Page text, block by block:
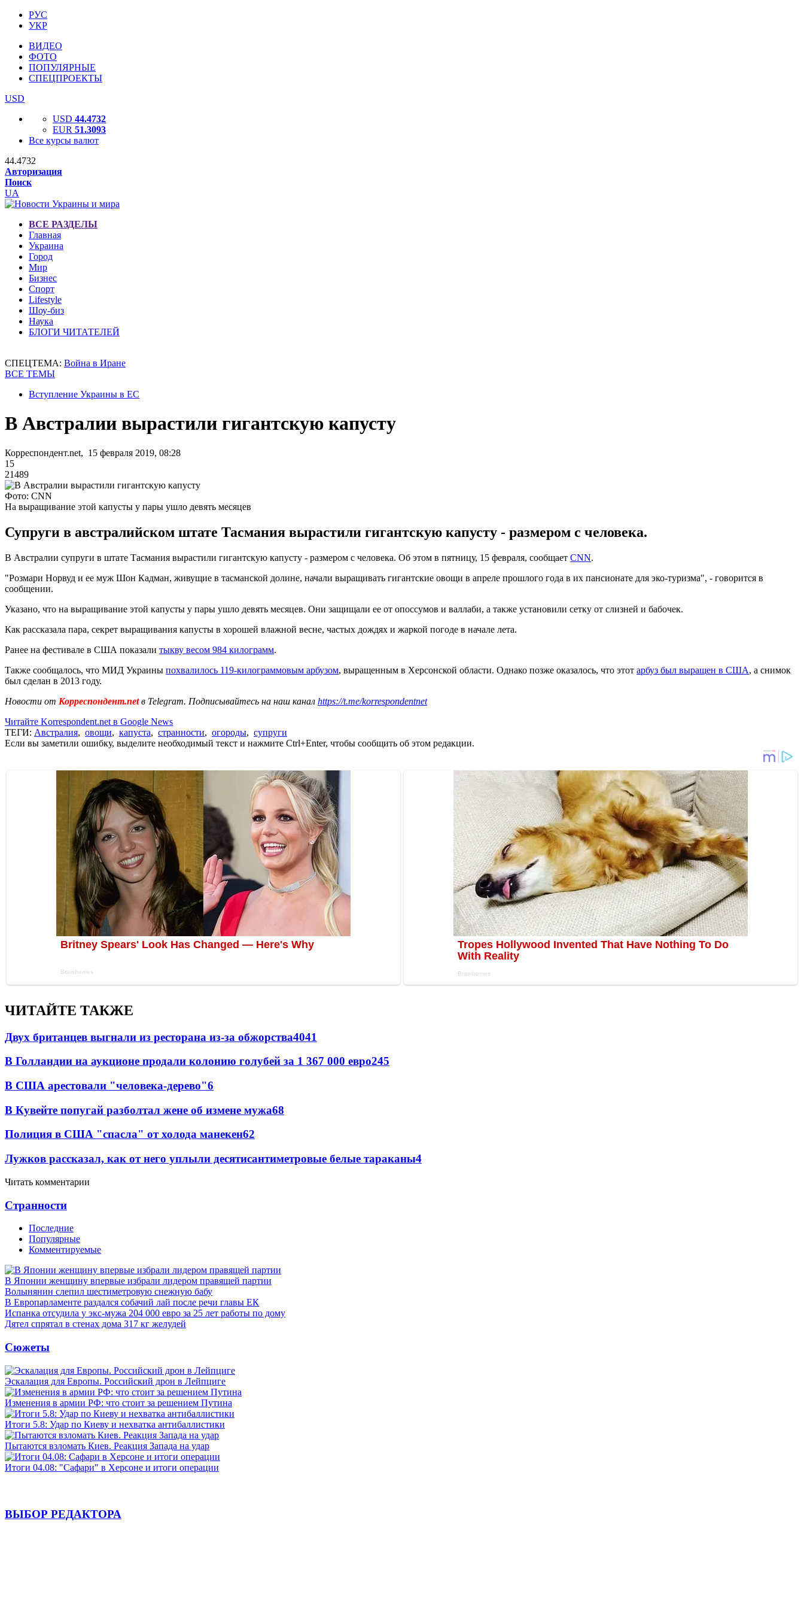
РУС
УКР
ВИДЕО
ФОТО
ПОПУЛЯРНЫЕ
СПЕЦПРОЕКТЫ
USD
USD 44.4732
EUR 51.3093
Все курсы валют
44.4732
Авторизация
Поиск
UA
ВСЕ РАЗДЕЛЫ
Главная
Украина
Город
Мир
Бизнес
Спорт
Lifestyle
Шоу-биз
Наука
БЛОГИ ЧИТАТЕЛЕЙ
СПЕЦТЕМА: Война в Иране
ВСЕ ТЕМЫ
Вступление Украины в ЕС
В Австралии вырастили гигантскую капусту
Корреспондент.net, 15 февраля 2019, 08:28
15
21489
Фото: CNN
На выращивание этой капусты у пары ушло девять месяцев
Супруги в австралийском штате Тасмания вырастили гигантскую капусту - размером с человека.
В Австралии супруги в штате Тасмания вырастили гигантскую капусту - размером с человека. Об этом в пятницу, 15 февраля, сообщает CNN.
"Розмари Норвуд и ее муж Шон Кадман, живущие в тасманской долине, начали выращивать гигантские овощи в апреле прошлого года в их пансионате для эко-туризма", - говорится в
сообщении.
Указано, что на выращивание этой капусты у пары ушло девять месяцев. Они защищали ее от опоссумов и валлаби, а также установили сетку от слизней и бабочек.
Как рассказала пара, секрет выращивания капусты в хорошей влажной весне, частых дождях и жаркой погоде в начале лета.
Ранее на фестивале в США показали тыкву весом 984 килограмм.
Также сообщалось, что МИД Украины похвалилось 119-килограммовым арбузом, выращенным в Херсонской области. Однако позже оказалось, что этот арбуз был выращен в США, а снимок
был сделан в 2013 году.
Новости от Корреспондент.netв Telegram. Подписывайтесь на наш канал https://t.me/korrespondentnet
Читайте Korrespondent.net в Google News
ТЕГИ: Австралия, овощи, капуста, странности, огороды, супруги
Если вы заметили ошибку, выделите необходимый текст и нажмите Ctrl+Enter, чтобы сообщить об этом редакции.
ЧИТАЙТЕ ТАКЖЕ
Двух британцев выгнали из ресторана из-за обжорства4041
В Голландии на аукционе продали колонию голубей за 1 367 000 евро245
В США арестовали "человека-дерево"6
В Кувейте попугай разболтал жене об измене мужа68
Полиция в США "спасла" от холода манекен62
Лужков рассказал, как от него уплыли десятисантиметровые белые тараканы4
Читать комментарии
Странности
Последние
Популярные
Комментируемые
В Японии женщину впервые избрали лидером правящей партии
Волынянин слепил шестиметровую снежную бабу
В Европарламенте раздался собачий лай после речи главы ЕК
Испанка отсудила у экс-мужа 204 000 евро за 25 лет работы по дому
Дятел спрятал в стенах дома 317 кг желудей
Сюжеты
Эскалация для Европы. Российский дрон в Лейпциге
Изменения в армии РФ: что стоит за решением Путина
Итоги 5.8: Удар по Киеву и нехватка антибаллистики
Пытаются взломать Киев. Реакция Запада на удар
Итоги 04.08: "Сафари" в Херсоне и итоги операции
ВЫБОР РЕДАКТОРА